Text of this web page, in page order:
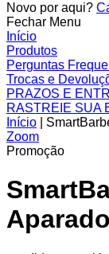
Novo por aqui?
Fechar Menu
Início
Produtos
Perguntas
Trocas e
PRAZOS E
RASTREIE SUA
Início
Zoom
Promoção